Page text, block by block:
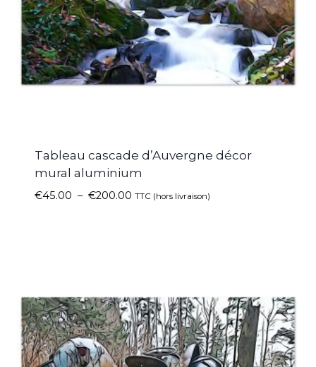
Tableau cascade d’Auvergne décor
mural aluminium
€45.00 – €200.00 TTC (hors livraison)